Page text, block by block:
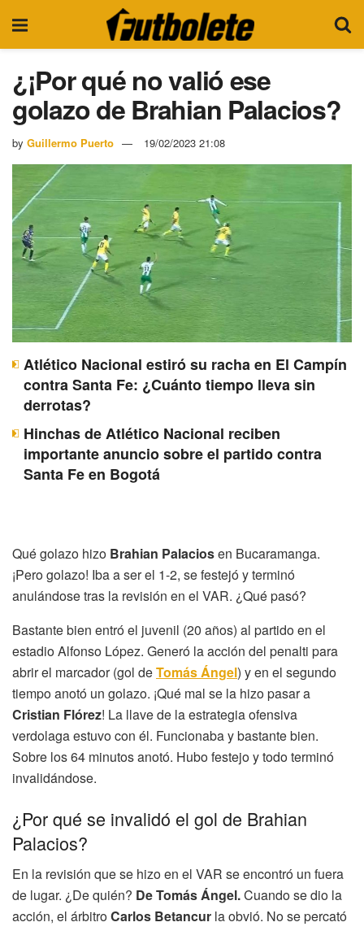
¿¡Por qué no valió ese
golazo de Brahian Palacios?
by Guillermo Puerto 19/02/2023 21:08
Atlético Nacional estiró su racha en El Campín
contra Santa Fe: ¿Cuánto tiempo lleva sin
derrotas?
Hinchas de Atlético Nacional reciben
importante anuncio sobre el partido contra
Santa Fe en Bogotá
Qué golazo hizo Brahian Palaciosen Bucaramanga.
¡Pero golazo! Iba a ser el 1-2, se festejó y terminó
anulándose tras la revisión en el VAR. ¿Qué pasó?
Bastante bien entró el juvenil (20 años) al partido en el
estadio Alfonso López. Generó la acción del penalti para
abrir el marcador (gol deTomás Ángel) y en el segundo
tiempo anotó un golazo. ¡Qué mal se la hizo pasar a
Cristian Flórez! La llave de la estrategia ofensiva
verdolaga estuvo con él. Funcionaba y bastante bien.
Sobre los 64 minutos anotó. Hubo festejo y todo terminó
invalidándose.
¿Por qué se invalidó el gol de Brahian
Palacios?
En la revisión que se hizo en el VAR se encontró un fuera
de lugar. ¿De quién? De Tomás Ángel.Cuando se dio la
acción, el árbitroCarlos Betancur la obvió. No se percató